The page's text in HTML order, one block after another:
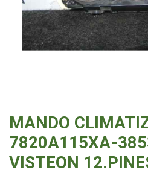
MANDO
7820A115XA-
VISTEON